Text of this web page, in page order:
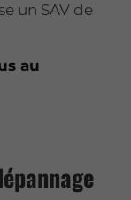
un SAV de
au